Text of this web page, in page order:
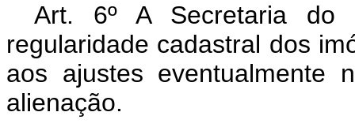
Art. 6º A Secretaria do
regularidade cadastral dos
aos ajustes eventualmente
alienação.